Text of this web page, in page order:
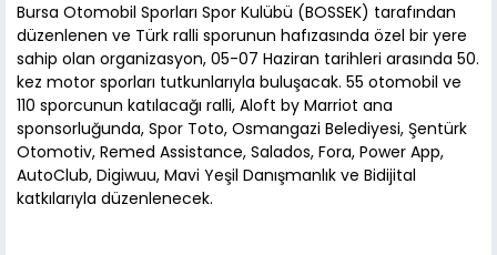
Bursa Otomobil Sporları Spor Kulübü (BOSSEK) tarafından
düzenlenen ve Türk ralli sporunun hafızasında özel bir yere
sahip olan organizasyon, 05-07 Haziran tarihleri arasında 50.
kez motor sporları tutkunlarıyla buluşacak. 55 otomobil ve
110 sporcunun katılacağı ralli, Aloft by Marriot ana
sponsorluğunda, Spor Toto, Osmangazi Belediyesi, Şentürk
Otomotiv, Remed Assistance, Salados, Fora, Power App,
AutoClub, Digiwuu, Mavi Yeşil Danışmanlık ve Bidijital
katkılarıyla düzenlenecek.